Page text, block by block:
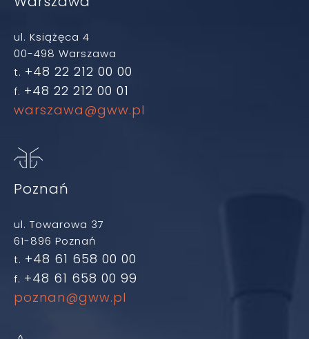
ul. Książęca 4
00-498 Warszawa
t. +48 22 212 00 00
f. +48 22 212 00 01
warszawa@gww.pl
Poznań
ul. Towarowa 37
61-896 Poznań
t. +48 61 658 00 00
f. +48 61 658 00 99
poznan@gww.pl